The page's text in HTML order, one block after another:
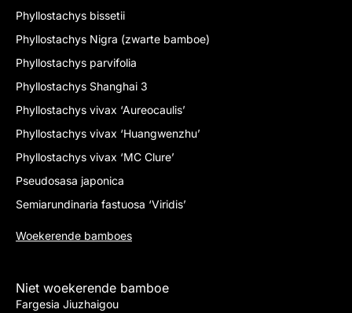
Phyllostachys bissetii
Phyllostachys Nigra (zwarte bamboe)
Phyllostachys parvifolia
Phyllostachys Shanghai 3
Phyllostachys vivax ‘Aureocaulis’
Phyllostachys vivax ‘Huangwenzhu’
Phyllostachys vivax ‘MC Clure’
Pseudosasa japonica
Semiarundinaria fastuosa ‘Viridis’
Woekerende bamboes
Niet woekerende bamboe
Fargesia Jiuzhaigou